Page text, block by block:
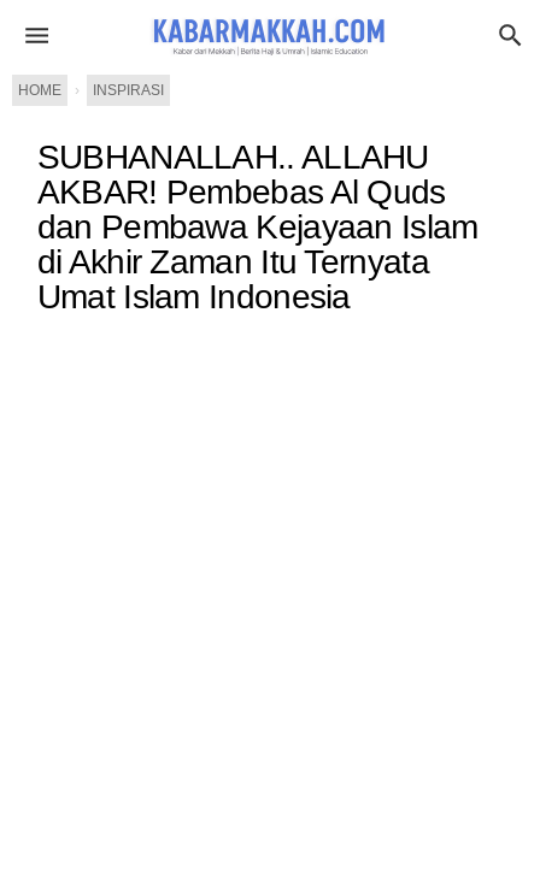
HOME › INSPIRASI
SUBHANALLAH.. ALLAHU
AKBAR! Pembebas Al Quds
dan Pembawa Kejayaan Islam
di Akhir Zaman Itu Ternyata
Umat Islam Indonesia